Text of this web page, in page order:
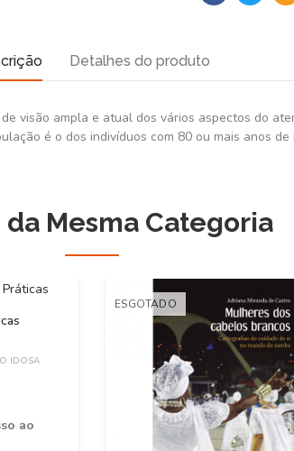
Detalhes do produto
visão ampla e atual dos vários aspectos do
é o dos indivíduos com 80 ou mais anos de
Mesma Categoria
IDOSA
ao
ESGOTADO